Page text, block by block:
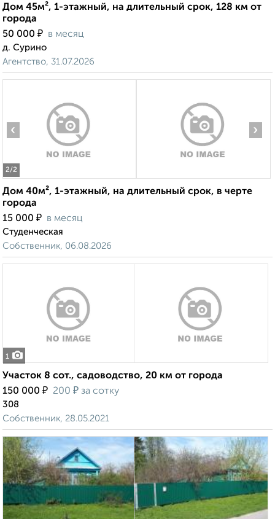
Дом 45м², 1-этажный, на длительный срок, 128 км от
города
50 000 ₽ в месяц
д. Сурино
Агентство, 31.07.2026
2/2
‹ ›
Дом 40м², 1-этажный, на длительный срок, в черте
города
15 000 ₽ в месяц
Студенческая
Собственник, 06.08.2026
1
Участок 8 сот., садоводство, 20 км от города
150 000 ₽ 200 ₽ за сотку
308
Собственник, 28.05.2021